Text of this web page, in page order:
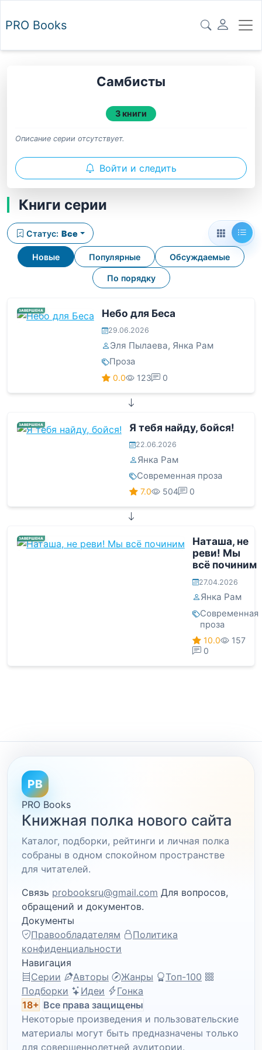
PRO Books
Самбисты
3 книги
Описание серии отсутствует.
Войти и следить
Книги серии
Новые Популярные Обсуждаемые
По порядку
Статус: Все
ЗАВЕРШЕНА Небо для Беса
29.06.2026
Эля Пылаева, Янка Рам
Проза
0.0 123 0
ЗАВЕРШЕНА Я тебя найду, бойся!
22.06.2026
Янка Рам
Современная проза
7.0 504 0
ЗАВЕРШЕНА
Наташа, не
реви! Мы
всё починим
27.04.2026
Янка Рам
Современная
проза
10.0
157
0
PB
PRO Books
Книжная полка нового сайта
Каталог, подборки, рейтинги и личная полка
собраны в одном спокойном пространстве
для читателей.
Связь probooksru@gmail.com Для вопросов,
обращений и документов.
Документы
Правообладателям
Политика
конфиденциальности
Навигация
Серии
Авторы Жанры
Топ-100
Подборки
Идеи
Гонка
18+ Все права защищены
Некоторые произведения и пользовательские
материалы могут быть предназначены только
для совершеннолетней аудитории.